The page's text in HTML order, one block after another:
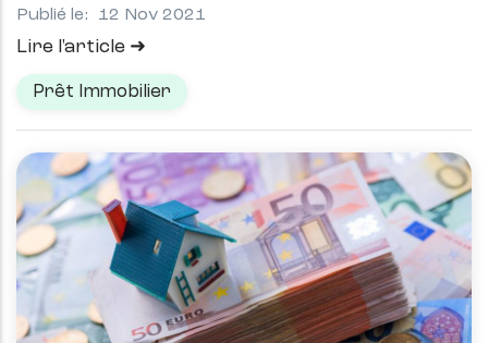
Publié le: 12 Nov 2021
Lire l'article
Prêt Immobilier